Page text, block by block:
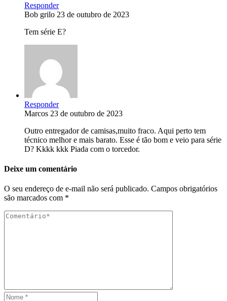
Responder
Bob grilo 23 de outubro de 2023
Tem série E?
Responder
Marcos 23 de outubro de 2023
Outro entregador de camisas,muito fraco. Aqui perto tem
técnico melhor e mais barato. Esse é tão bom e veio para série
D? Kkkk kkk Piada com o torcedor.
Deixe um comentário
O seu endereço de e-mail não será publicado. Campos obrigatórios
são marcados com *